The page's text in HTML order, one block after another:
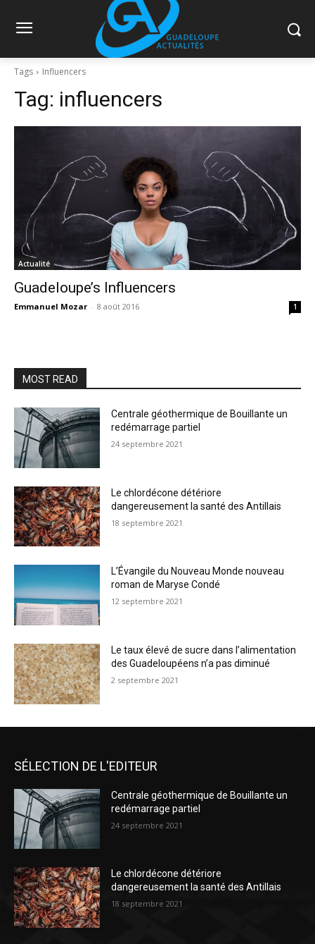
Tags Influencers
Tag: influencers
Actualité
Guadeloupe’s Influencers
Emmanuel Mozar - 8 août 2016 1
MOST READ
Centrale géothermique de Bouillante un
redémarrage partiel
24 septembre 2021
Le chlordécone détériore
dangereusement la santé des Antillais
18 septembre 2021
L’Évangile du Nouveau Monde nouveau
roman de Maryse Condé
12 septembre 2021
Le taux élevé de sucre dans l’alimentation
des Guadeloupéens n’a pas diminué
2 septembre 2021
SÉLECTION DE L'EDITEUR
Centrale géothermique de Bouillante un
redémarrage partiel
24 septembre 2021
Le chlordécone détériore
dangereusement la santé des Antillais
18 septembre 2021